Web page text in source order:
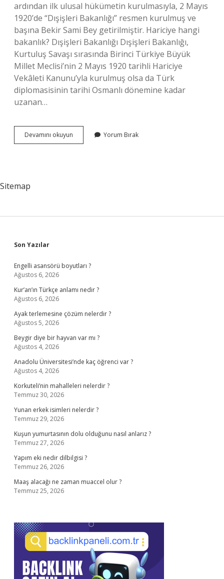
ardından ilk ulusal hükümetin kurulmasıyla, 2 Mayıs
1920’de “Dışişleri Bakanlığı” resmen kurulmuş ve
başına Bekir Sami Bey getirilmiştir. Hariciye hangi
bakanlık? Dışişleri Bakanlığı Dışişleri Bakanlığı,
Kurtuluş Savaşı sırasında Birinci Türkiye Büyük
Millet Meclisi’nin 2 Mayıs 1920 tarihli Hariciye
Vekâleti Kanunu’yla kurulmuş olsa da Türk
diplomasisinin tarihi Osmanlı dönemine kadar
uzanan…
Devamını okuyun Hariciye
Mesleği
Yorum Bırak
Sitemap
Sidebar
Son Yazılar
Engelli asansörü boyutları ?
Ağustos 6, 2026
Kur’an’ın Türkçe anlamı nedir ?
Ağustos 6, 2026
Ayak terlemesine çözüm nelerdir ?
Ağustos 5, 2026
Beygir diye bir hayvan var mı ?
Ağustos 4, 2026
Anadolu Üniversitesi’nde kaç öğrenci var ?
Ağustos 4, 2026
Korkuteli’nin mahalleleri nelerdir ?
Temmuz 30, 2026
Yunan erkek isimleri nelerdir ?
Temmuz 29, 2026
Kuşun yumurtasının dolu olduğunu nasıl anlarız ?
Temmuz 27, 2026
Yapım eki nedir dilbilgisi ?
Temmuz 26, 2026
Maaş alacağı ne zaman muaccel olur ?
Temmuz 25, 2026